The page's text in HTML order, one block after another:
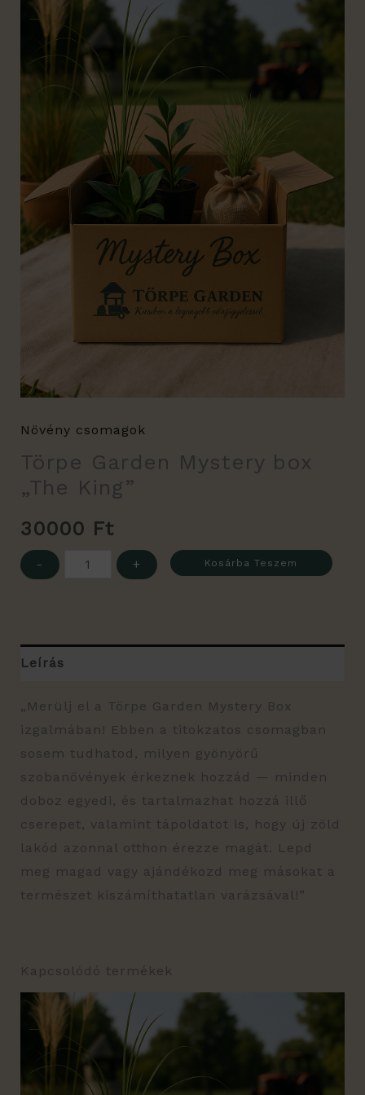
Növény csomagok
Törpe Garden Mystery box
„The King”
30000 Ft
-
King"
mennyiség
+ Kosárba Teszem
Leírás
„Merülj el a Törpe Garden Mystery Box
izgalmában! Ebben a titokzatos csomagban
sosem tudhatod, milyen gyönyörű
szobanövények érkeznek hozzád — minden
doboz egyedi, és tartalmazhat hozzá illő
cserepet, valamint tápoldatot is, hogy új zöld
lakód azonnal otthon érezze magát. Lepd
meg magad vagy ajándékozd meg másokat a
természet kiszámíthatatlan varázsával!”
Kapcsolódó termékek